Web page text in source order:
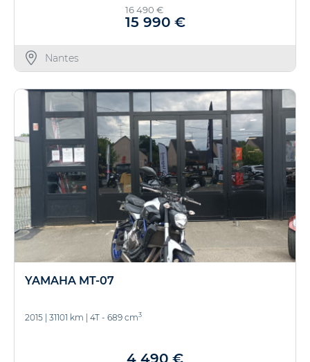
16 490 €
15 990 €
Nantes
YAMAHA MT-07
2015 | 31101 km | 4T - 689 cm3
4 490 €